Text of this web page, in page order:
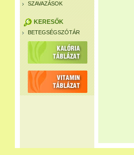
SZAVAZÁSOK
KERESŐK
BETEGSÉGSZÓTÁR